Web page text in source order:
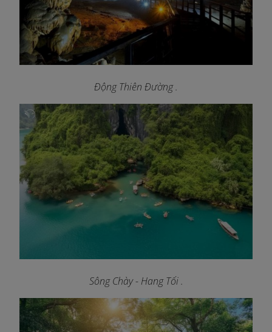
Động Thiên Đường.
Sông Chày - Hang Tối.